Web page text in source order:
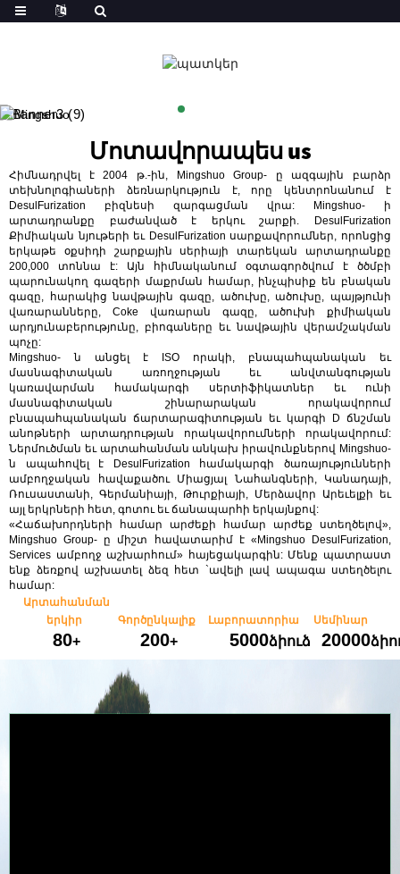
Մոտավորապեսus
Հիմնադրվել է 2004 թ.-ին, Mingshuo Group- ը ազգային բարձր
տեխնոլոգիաների ձեռնարկություն է, որը կենտրոնանում է
DesulFurization բիզնեսի զարգացման վրա: Mingshuo- ի
արտադրանքը բաժանված է երկու շարքի. DesulFurization
Քիմիական նյութերի եւ DesulFurization սարքավորումներ, որոնցից
երկաթե օքսիդի շարքային սերիայի տարեկան արտադրանքը
200,000 տոննա է: Այն հիմնականում օգտագործվում է ծծմբի
պարունակող գազերի մաքրման համար, ինչպիսիք են բնական
գազը, հարակից նավթային գազը, ածուխը, ածուխը, պայթյունի
վառարանները, Coke վառարան գազը, ածուխի քիմիական
արդյունաբերությունը, բիոգաները եւ նավթային վերամշակման
պոչը:
Mingshuo- ն անցել է ISO որակի, բնապահպանական եւ
մասնագիտական ​​առողջության եւ անվտանգության
կառավարման համակարգի սերտիֆիկատներ եւ ունի
մասնագիտական ​​շինարարական որակավորում
բնապահպանական ճարտարագիտության եւ կարգի D ճնշման
անոթների արտադրության որակավորումների որակավորում:
Ներմուծման եւ արտահանման անկախ իրավունքներով Mingshuo-
ն ապահովել է DesulFurization համակարգի ծառայությունների
ամբողջական հավաքածու Միացյալ Նահանգների, Կանադայի,
Ռուսաստանի, Գերմանիայի, Թուրքիայի, Մերձավոր Արեւելքի եւ
այլ երկրների հետ, գոտու եւ ճանապարհի երկայնքով:
«Հաճախորդների համար արժեքի համար արժեք ստեղծելով»,
Mingshuo Group- ը միշտ հավատարիմ է «Mingshuo DesulFurization,
Services ամբողջ աշխարհում» հայեցակարգին: Մենք պատրաստ
ենք ձեռքով աշխատել ձեզ հետ `ավելի լավ ապագա ստեղծելու
համար:
Արտահանման
երկիր
80+
Գործընկալիք
200+
Լաբորատորիա
5000ձիուձ
Սեմինար
20000